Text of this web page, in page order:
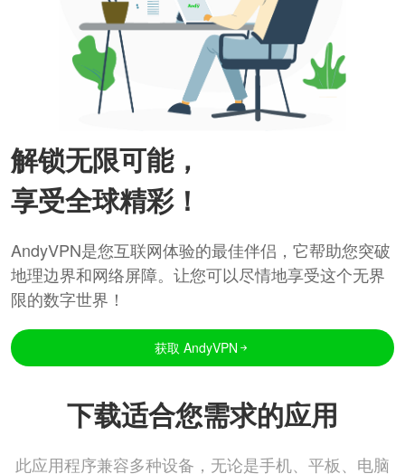
解锁无限可能，
享受全球精彩！
AndyVPN是您互联网体验的最佳伴侣，它帮助您突破
地理边界和网络屏障。让您可以尽情地享受这个无界
限的数字世界！
获取 AndyVPN
下载适合您需求的应用
此应用程序兼容多种设备，无论是手机、平板、电脑